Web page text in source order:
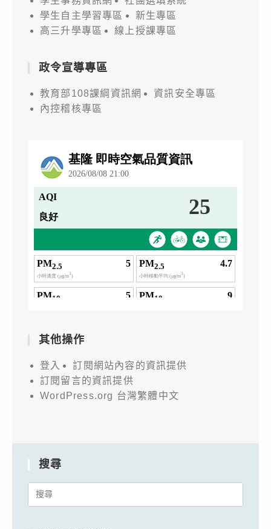
學生自主學習專區
新生專區
高三升學專區
線上授課專區
政令宣導專區
教育部108課綱資訊網
資訊安全專區
內控稽核專區
其他操作
登入
訂閱網站內容的資訊提供
訂閱留言的資訊提供
WordPress.org 台灣繁體中文
搜尋
Search